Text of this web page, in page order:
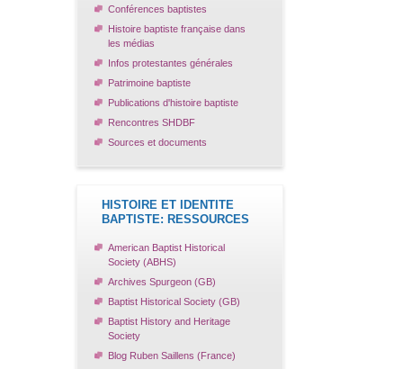
Conférences baptistes
Histoire baptiste française dans
les médias
Infos protestantes générales
Patrimoine baptiste
Publications d'histoire baptiste
Rencontres SHDBF
Sources et documents
HISTOIRE ET IDENTITE
BAPTISTE: RESSOURCES
American Baptist Historical
Society (ABHS)
Archives Spurgeon (GB)
Baptist Historical Society (GB)
Baptist History and Heritage
Society
Blog Ruben Saillens (France)